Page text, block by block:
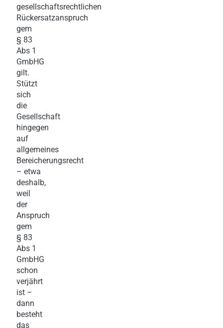
gesellschaftsrechtlichen
Rückersatzanspruch
gem
§ 83
Abs 1
GmbHG
gilt.
Stützt
sich
die
Gesellschaft
hingegen
auf
allgemeines
Bereicherungsrecht
– etwa
deshalb,
weil
der
Anspruch
gem
§ 83
Abs 1
GmbHG
schon
verjährt
ist –
dann
besteht
das